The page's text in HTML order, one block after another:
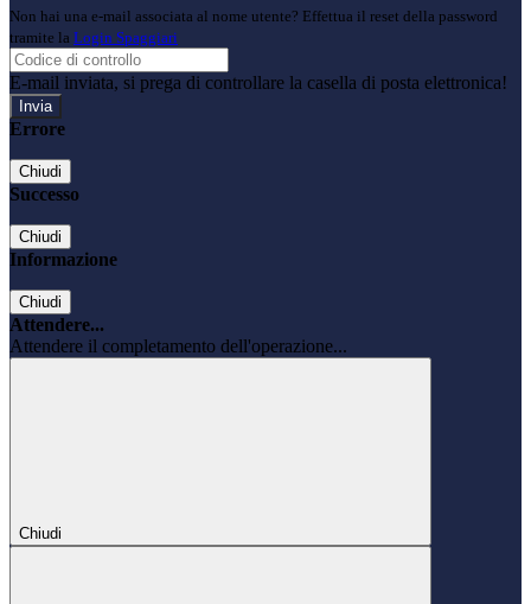
Non hai una e-mail associata al nome utente? Effettua il reset della password
tramite la Login Spaggiari
E-mail inviata, si prega di controllare la casella di posta elettronica!
Errore
Chiudi
Successo
Chiudi
Informazione
Chiudi
Attendere...
Attendere il completamento dell'operazione...
Chiudi